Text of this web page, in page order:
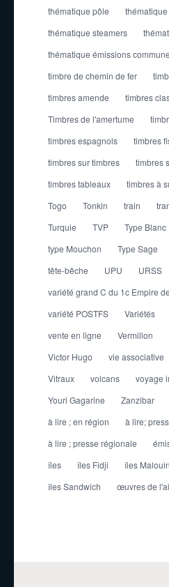
thématique pôle
thématique steamers
thématique émissions
timbre de chemin de fer
timbres amende
timbres
Timbres de l'amertume
timbres espagnols
timbres
timbres sur timbres
timbres
timbres tableaux
timbres à
Togo
Tonkin train
Turquie
TVP Type Blanc
type Mouchon
Type Sage
tête-bêche
UPU URSS
variété grand C du 1c Empire
variété POSTFS
Variétés
vente en ligne
Vermillon
Victor Hugo
vie associative
Vitraux
volcans voyage
Youri Gagarine
Zanzibar
à lire ; en région
à lire;
à lire ; presse régionale
îles
îles Fidji îles
îles Sandwich
œuvres de